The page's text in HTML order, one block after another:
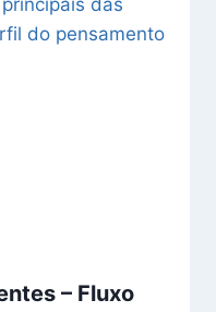
– Fluxo